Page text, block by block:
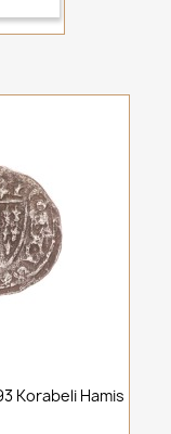
Korabeli Hamis